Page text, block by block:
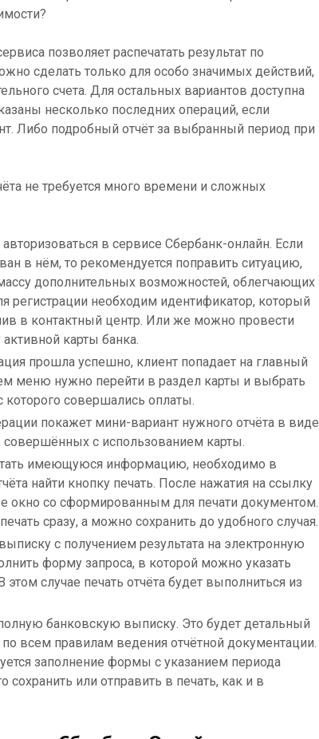
позволяет распечатать результат по
сделать только для особо значимых действий,
счета. Для остальных вариантов доступна
несколько последних операций, если
Либо подробный отчёт за выбранный период при
не требуется много времени и сложных
в сервисе Сбербанк-онлайн. Если
в нём, то рекомендуется поправить ситуацию,
дополнительных возможностей, облегчающих
регистрации необходим идентификатор, который
в контактный центр. Или же можно провести
карты банка.
прошла успешно, клиент попадает на главный
меню нужно перейти в раздел карты и выбрать
которого совершались оплаты.
покажет мини-вариант нужного отчёта в виде
совершённых с использованием карты.
имеющуюся информацию, необходимо в
найти кнопку печать. После нажатия на ссылку
окно со сформированным для печати документом.
сразу, а можно сохранить до удобного случая.
с получением результата на электронную
форму запроса, в которой можно указать
случае печать отчёта будет выполниться из
банковскую выписку. Это будет детальный
всем правилам ведения отчётной документации.
заполнение формы с указанием периода
сохранить или отправить в печать, как и в